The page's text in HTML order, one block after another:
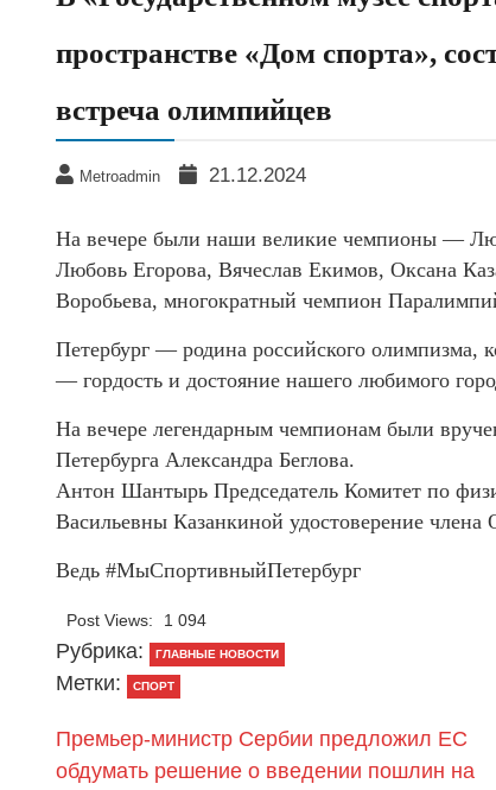
пространстве «Дом спорта»,
встреча олимпийцев
Metroadmin 21.12.2024
На вечере были наши великие чемпионы —
Любовь Егорова, Вячеслав Екимов, Оксана
Воробьева, многократный чемпион
Петербург — родина российского
— гордость и достояние нашего любимого
На вечере легендарным чемпионам были
Петербурга Александра Беглова.
Антон Шантырь Председатель Комитет по
Васильевны Казанкиной удостоверение
Ведь #МыСпортивныйПетербург
Post Views: 1 094
Рубрика: ГЛАВНЫЕ НОВОСТИ
Метки: СПОРТ
Премьер-министр Сербии предложил ЕС
обдумать решение о введении пошлин на